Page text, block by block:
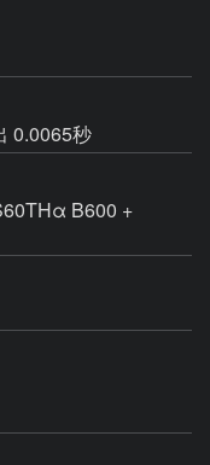
0.0065秒
B600 +